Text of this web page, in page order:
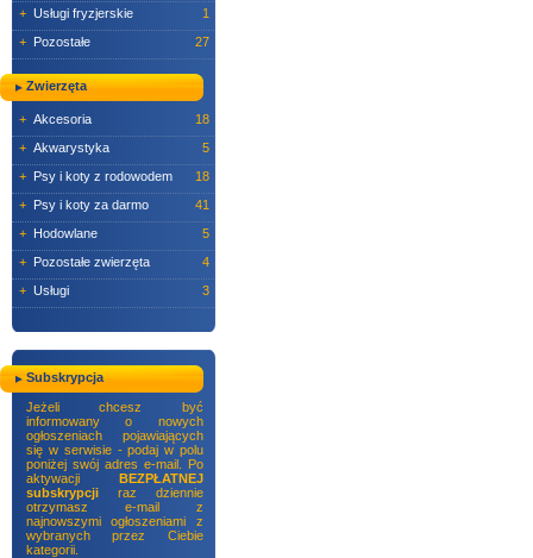
+ Usługi fryzjerskie
1
+ Pozostałe 27
Zwierzęta
+ Akcesoria
18
+ Akwarystyka
5
+ Psy i koty z rodowodem
18
+ Psy i koty za darmo
41
+ Hodowlane
5
+ Pozostałe zwierzęta
4
+ Usługi 3
Subskrypcja
Jeżeli chcesz być
informowany o nowych
ogłoszeniach pojawiających
się w serwisie - podaj w polu
poniżej swój adres e-mail. Po
aktywacji BEZPŁATNEJ
subskrypcji raz dziennie
otrzymasz e-mail z
najnowszymi ogłoszeniami z
wybranych przez Ciebie
kategorii.